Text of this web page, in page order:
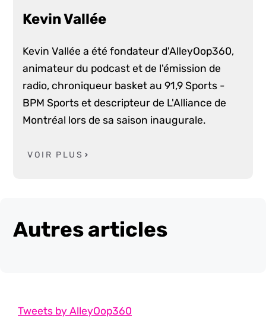
Kevin Vallée
Kevin Vallée a été fondateur d'AlleyOop360,
animateur du podcast et de l'émission de
radio, chroniqueur basket au 91,9 Sports -
BPM Sports et descripteur de L'Alliance de
Montréal lors de sa saison inaugurale.
VOIR PLUS
Autres articles
Tweets by AlleyOop360